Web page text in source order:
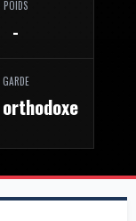
POIDS
-
GARDE